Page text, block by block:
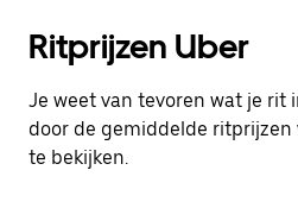
Ritprijzen Uber
Je weet van tevoren wat je rit
door de gemiddelde ritprijzen
te bekijken.